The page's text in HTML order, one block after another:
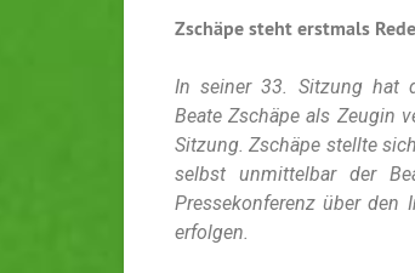
Zschäpe steht erstmals
In seiner 33. Sitzung hat
Beate Zschäpe als Zeugin
Sitzung. Zschäpe stellte
selbst unmittelbar der
Pressekonferenz über den
erfolgen.